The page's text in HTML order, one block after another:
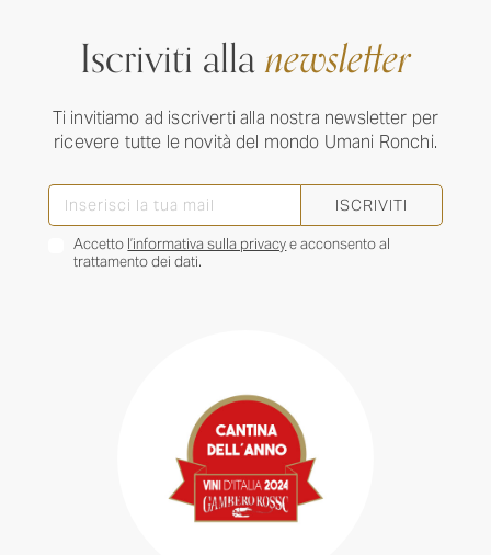
Iscriviti allanewsletter
Ti invitiamo ad iscriverti alla nostra newsletter per
ricevere tutte le novità del mondo Umani Ronchi.
ISCRIVITI
Accetto l’informativa sulla privacye acconsento al
trattamento dei dati.